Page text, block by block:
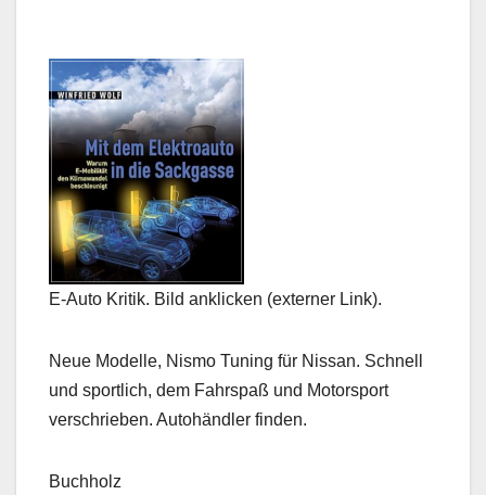
E-Auto Kritik. Bild anklicken (externer Link).
Neue Modelle, Nismo Tuning für Nissan. Schnell
und sportlich, dem Fahrspaß und Motorsport
verschrieben. Autohändler finden.
Buchholz